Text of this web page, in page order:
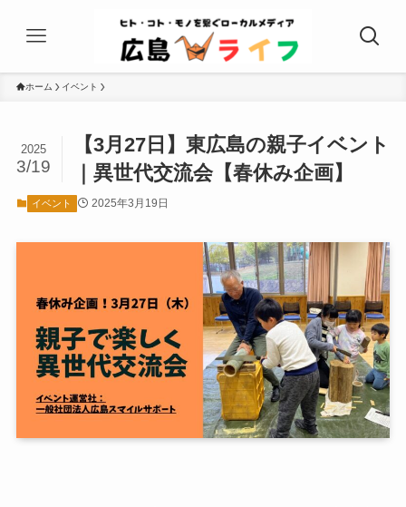
ホーム イベント
【3月27日】東広島の親子イベント
｜異世代交流会【春休み企画】
2025
3/19
イベント 2025年3月19日